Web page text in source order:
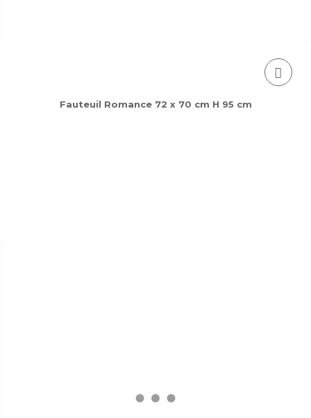
Fauteuil Romance 72 x 70 cm H 95 cm